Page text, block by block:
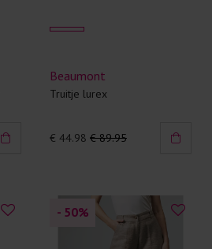
Beaumont
Truitje lurex
€ 44.98 € 89.95
- 50%